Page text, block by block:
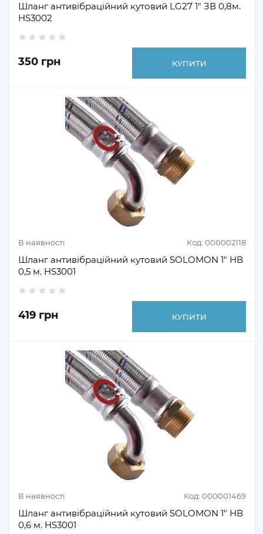
Шланг антивібраційний кутовий LG27 1″ ЗВ 0,8м.
HS3002
350 грн КУПИТИ
В наявності Код: 000002118
Шланг антивібраційний кутовий SOLOMON 1" НВ
0,5 м. HS3001
419 грн КУПИТИ
В наявності Код: 000001469
Шланг антивібраційний кутовий SOLOMON 1" НВ
0,6 м. HS3001